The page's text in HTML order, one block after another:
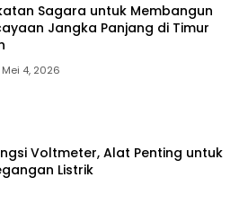
Sagara untuk Membangun
Jangka Panjang di Timur
Mei 4, 2026
Voltmeter, Alat Penting untuk
Listrik